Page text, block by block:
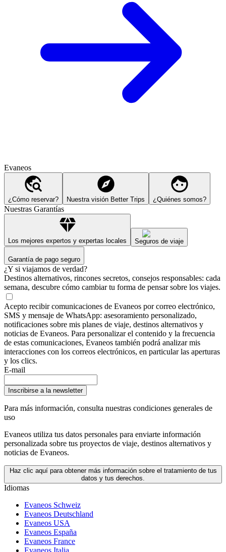
Evaneos
¿Cómo reservar? Nuestra visión Better Trips ¿Quiénes somos?
Nuestras Garantías
Los mejores expertos y expertas locales Seguros de viaje
Garantía de pago seguro
¿Y si viajamos de verdad?
Destinos alternativos, rincones secretos, consejos responsables: cada
semana, descubre cómo cambiar tu forma de pensar sobre los viajes.
Acepto recibir comunicaciones de Evaneos por correo electrónico,
SMS y mensaje de WhatsApp: asesoramiento personalizado,
notificaciones sobre mis planes de viaje, destinos alternativos y
noticias de Evaneos. Para personalizar el contenido y la frecuencia
de estas comunicaciones, Evaneos también podrá analizar mis
interacciones con los correos electrónicos, en particular las aperturas
y los clics.
E-mail
Inscribirse a la newsletter
Para más información, consulta nuestras condiciones generales de
uso
Evaneos utiliza tus datos personales para enviarte información
personalizada sobre tus proyectos de viaje, destinos alternativos y
noticias de Evaneos.
Haz clic aquí para obtener más información sobre el tratamiento de tus
datos y tus derechos.
Idiomas
Evaneos Schweiz
Evaneos Deutschland
Evaneos USA
Evaneos España
Evaneos France